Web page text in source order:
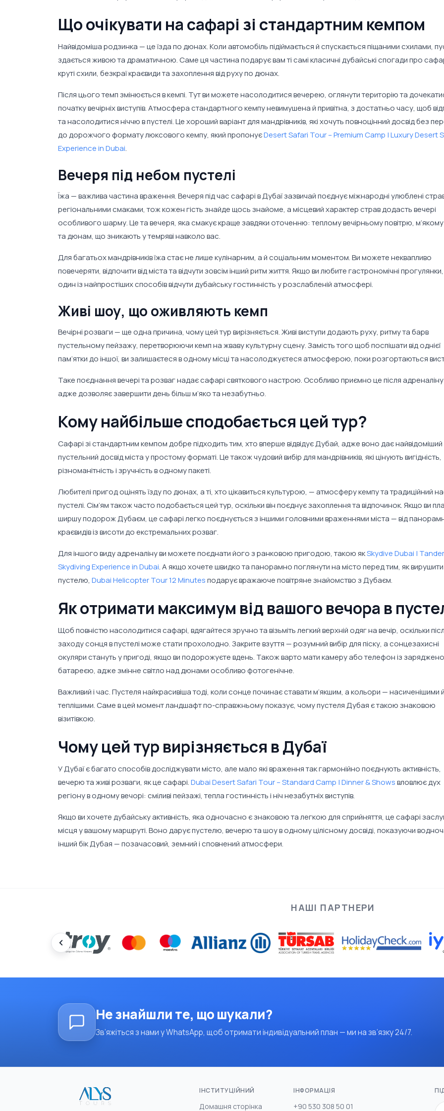
Що очікувати на сафарі зі стандартним кемпом
Найвідоміша родзинка — це їзда по дюнах. Коли автомобіль підіймається й спускається піщаними схилами,
здається живою та драматичною. Саме ця частина подарує вам ті самі класичні дубайські спогади про
круті схили, безкраї краєвиди та захоплення від руху по дюнах.
Після цього темп змінюється в кемпі. Тут ви можете насолодитися вечерею, оглянути територію та
початку вечірніх виступів. Атмосфера стандартного кемпу невимушена й привітна, з достатньо часу, щоб
та насолодитися ніччю в пустелі. Це хороший варіант для мандрівників, які хочуть повноцінний досвід без
до дорожчого формату люксового кемпу, який пропонуєDesert Safari Tour – Premium Camp | Luxury Desert
Experience in Dubai.
Вечеря під небом пустелі
Їжа — важлива частина враження. Вечеря під час сафарі в Дубаї зазвичай поєднує міжнародні улюблені
регіональними смаками, тож кожен гість знайде щось знайоме, а місцевий характер страв додасть вечері
особливого шарму. Це та вечеря, яка смакує краще завдяки оточенню: теплому вечірньому повітрю, м’якому
та дюнам, що зникають у темряві навколо вас.
Для багатьох мандрівників їжа стає не лише кулінарним, а й соціальним моментом. Ви можете неквапливо
повечеряти, відпочити від міста та відчути зовсім інший ритм життя. Якщо ви любите гастрономічні
один із найпростіших способів відчути дубайську гостинність у розслабленій атмосфері.
Живі шоу, що оживляють кемп
Вечірні розваги — ще одна причина, чому цей тур вирізняється. Живі виступи додають руху, ритму та барв
пустельному пейзажу, перетворюючи кемп на жваву культурну сцену. Замість того щоб поспішати від однієї
пам’ятки до іншої, ви залишаєтеся в одному місці та насолоджуєтеся атмосферою, поки розгортаються
Таке поєднання вечері та розваг надає сафарі святкового настрою. Особливо приємно це після
адже дозволяє завершити день більш м’яко та незабутньо.
Кому найбільше сподобається цей тур?
Сафарі зі стандартним кемпом добре підходить тим, хто вперше відвідує Дубай, адже воно дає найвідоміший
пустельний досвід міста у простому форматі. Це також чудовий вибір для мандрівників, які цінують вигідність,
різноманітність і зручність в одному пакеті.
Любителі пригод оцінять їзду по дюнах, а ті, хто цікавиться культурою, — атмосферу кемпу та традиційний
пустелі. Сім’ям також часто подобається цей тур, оскільки він поєднує захоплення та відпочинок. Якщо ви
ширшу подорож Дубаєм, це сафарі легко поєднується з іншими головними враженнями міста — від
краєвидів із висоти до екстремальних розваг.
Для іншого виду адреналіну ви можете поєднати його з ранковою пригодою, такою якSkydive Dubai |
Skydiving Experience in Dubai. А якщо хочете швидко та панорамно поглянути на місто перед тим, як
пустелю, Dubai Helicopter Tour 12 Minutesподарує вражаюче повітряне знайомство з Дубаєм.
Як отримати максимум від вашого вечора в
Щоб повністю насолодитися сафарі, вдягайтеся зручно та візьміть легкий верхній одяг на вечір, оскільки
заходу сонця в пустелі може стати прохолодно. Закрите взуття — розумний вибір для піску, а сонцезахисні
окуляри стануть у пригоді, якщо ви подорожуєте вдень. Також варто мати камеру або телефон із
батареєю, адже змінне світло над дюнами особливо фотогенічне.
Важливий і час. Пустеля найкрасивіша тоді, коли сонце починає ставати м’якшим, а кольори — насиченішими й
теплішими. Саме в цей момент ландшафт по-справжньому показує, чому пустеля Дубая є такою знаковою
візитівкою.
Чому цей тур вирізняється в Дубаї
У Дубаї є багато способів досліджувати місто, але мало які враження так гармонійно поєднують активність,
вечерю та живі розваги, як це сафарі.Dubai Desert Safari Tour – Standard Camp | Dinner & Showsвловлює дух
регіону в одному вечорі: сміливі пейзажі, тепла гостинність і ніч незабутніх виступів.
Якщо ви хочете дубайську активність, яка одночасно є знаковою та легкою для сприйняття, це сафарі
місця у вашому маршруті. Воно дарує пустелю, вечерю та шоу в одному цілісному досвіді, показуючи
інший бік Дубая — позачасовий, земний і сповнений атмосфери.
НАШІ ПАРТНЕРИ
Не знайшли те, що шукали?
Зв’яжіться з нами у WhatsApp, щоб отримати індивідуальний план — ми на зв’язку 24/7.
ІНСТИТУЦІЙНИЙ
Домашня сторінка
ІНФОРМАЦІЯ
+90 530 308 50 01